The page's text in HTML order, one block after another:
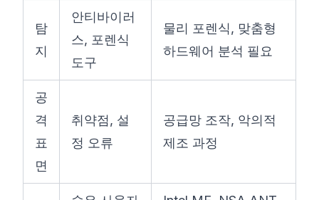
탐
지
안티바이러
스, 포렌식
도구
물리 포렌식, 맞춤형
하드웨어 분석 필요
공
격
표
면
취약점, 설
정 오류
공급망 조작, 악의적
제조 과정